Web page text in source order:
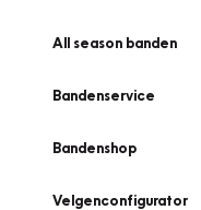
All season banden
Bandenservice
Bandenshop
Velgenconfigurator